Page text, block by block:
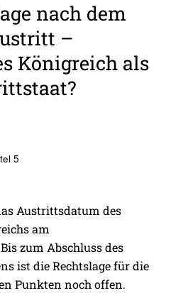
nach dem
–
König­reich als
5
Austrittsdatum des
am
zum Abschluss des
ist die Rechtslage für die
Punkten noch offen.